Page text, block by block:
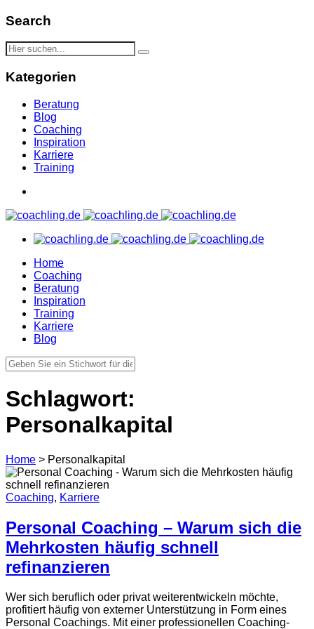
Search
Kategorien
Beratung
Blog
Coaching
Inspiration
Karriere
Training
Home
Coaching
Beratung
Inspiration
Training
Karriere
Blog
Schlagwort:
Personalkapital
Home > Personalkapital
Coaching, Karriere
Personal Coaching – Warum sich die
Mehrkosten häufig schnell
refinanzieren
Wer sich beruflich oder privat weiterentwickeln möchte,
profitiert häufig von externer Unterstützung in Form eines
Personal Coachings. Mit einer professionellen Coaching-